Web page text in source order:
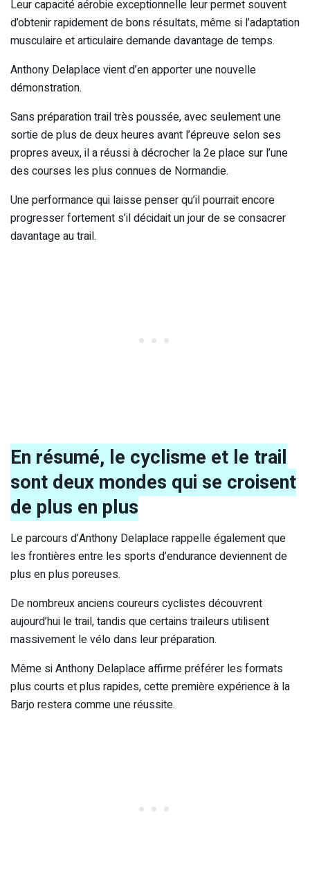
Leur capacité aérobie exceptionnelle leur permet souvent
d’obtenir rapidement de bons résultats, même si l’adaptation
musculaire et articulaire demande davantage de temps.
Anthony Delaplace vient d’en apporter une nouvelle
démonstration.
Sans préparation trail très poussée, avec seulement une
sortie de plus de deux heures avant l’épreuve selon ses
propres aveux, il a réussi à décrocher la 2e place sur l’une
des courses les plus connues de Normandie.
Une performance qui laisse penser qu’il pourrait encore
progresser fortement s’il décidait un jour de se consacrer
davantage au trail.
En résumé, le cyclisme et le trail
sont deux mondes qui se croisent
de plus en plus
Le parcours d’Anthony Delaplace rappelle également que
les frontières entre les sports d’endurance deviennent de
plus en plus poreuses.
De nombreux anciens coureurs cyclistes découvrent
aujourd’hui le trail, tandis que certains traileurs utilisent
massivement le vélo dans leur préparation.
Même si Anthony Delaplace affirme préférer les formats
plus courts et plus rapides, cette première expérience à la
Barjo restera comme une réussite.